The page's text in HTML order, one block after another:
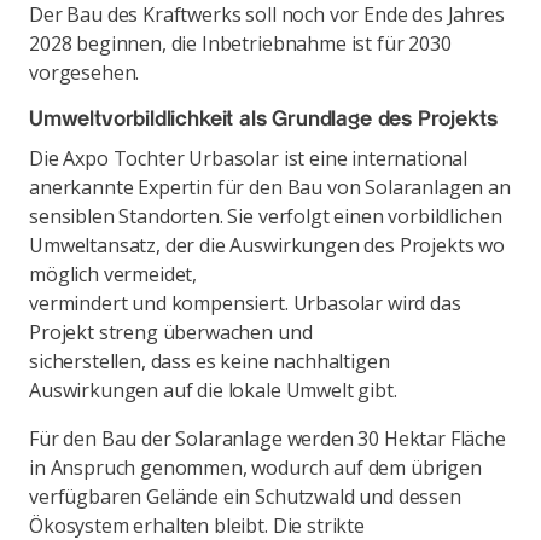
Der Bau des Kraftwerks soll noch vor Ende des Jahres
2028 beginnen, die Inbetriebnahme ist für 2030
vorgesehen.
Umweltvorbildlichkeit als Grundlage des Projekts
Die Axpo Tochter Urbasolar ist eine international
anerkannte Expertin für den Bau von Solaranlagen an
sensiblen Standorten. Sie verfolgt einen vorbildlichen
Umweltansatz, der die Auswirkungen des Projekts wo
möglich vermeidet,
vermindert und kompensiert. Urbasolar wird das
Projekt streng überwachen und
sicherstellen, dass es keine nachhaltigen
Auswirkungen auf die lokale Umwelt gibt.
Für den Bau der Solaranlage werden 30 Hektar Fläche
in Anspruch genommen, wodurch auf dem übrigen
verfügbaren Gelände ein Schutzwald und dessen
Ökosystem erhalten bleibt. Die strikte